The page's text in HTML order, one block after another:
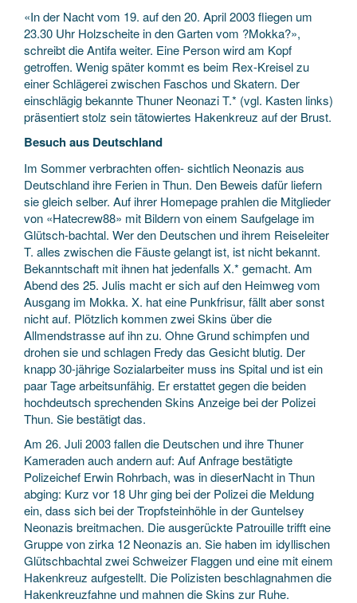
«In der Nacht vom 19. auf den 20. April 2003 fliegen um
23.30 Uhr Holzscheite in den Garten vom ?Mokka?»,
schreibt die Antifa weiter. Eine Person wird am Kopf
getroffen. Wenig später kommt es beim Rex-Kreisel zu
einer Schlägerei zwischen Faschos und Skatern. Der
einschlägig bekannte Thuner Neonazi T.* (vgl. Kasten links)
präsentiert stolz sein tätowiertes Hakenkreuz auf der Brust.
Besuch aus Deutschland
Im Sommer verbrachten offen- sichtlich Neonazis aus
Deutschland ihre Ferien in Thun. Den Beweis dafür liefern
sie gleich selber. Auf ihrer Homepage prahlen die Mitglieder
von «Hatecrew88» mit Bildern von einem Saufgelage im
Glütsch-bachtal. Wer den Deutschen und ihrem Reiseleiter
T. alles zwischen die Fäuste gelangt ist, ist nicht bekannt.
Bekanntschaft mit ihnen hat jedenfalls X.* gemacht. Am
Abend des 25. Julis macht er sich auf den Heimweg vom
Ausgang im Mokka. X. hat eine Punkfrisur, fällt aber sonst
nicht auf. Plötzlich kommen zwei Skins über die
Allmendstrasse auf ihn zu. Ohne Grund schimpfen und
drohen sie und schlagen Fredy das Gesicht blutig. Der
knapp 30-jährige Sozialarbeiter muss ins Spital und ist ein
paar Tage arbeitsunfähig. Er erstattet gegen die beiden
hochdeutsch sprechenden Skins Anzeige bei der Polizei
Thun. Sie bestätigt das.
Am 26. Juli 2003 fallen die Deutschen und ihre Thuner
Kameraden auch andern auf: Auf Anfrage bestätigte
Polizeichef Erwin Rohrbach, was in dieserNacht in Thun
abging: Kurz vor 18 Uhr ging bei der Polizei die Meldung
ein, dass sich bei der Tropfsteinhöhle in der Guntelsey
Neonazis breitmachen. Die ausgerückte Patrouille trifft eine
Gruppe von zirka 12 Neonazis an. Sie haben im idyllischen
Glütschbachtal zwei Schweizer Flaggen und eine mit einem
Hakenkreuz aufgestellt. Die Polizisten beschlagnahmen die
Hakenkreuzfahne und mahnen die Skins zur Ruhe.